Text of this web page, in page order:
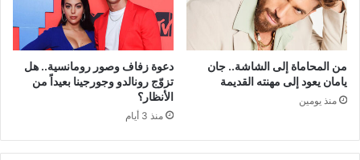
من المحاماة إلى الشاشة.. جان
يامان يعود إلى مهنته القديمة
منذ يومين
دعوة زفاف وصور رومانسية.. هل
تزوّج رونالدو وجورجينا بعيداً من
الأنظار؟
منذ 3 أيام